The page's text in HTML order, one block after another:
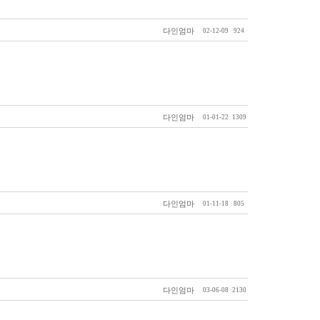
다인엄마 02-12-09 924
다인엄마 01-01-22 1309
다인엄마 01-11-18 805
다인엄마 03-06-08 2130